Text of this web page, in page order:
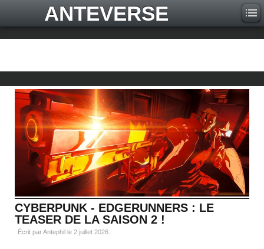
ANTEVERSE
CYBERPUNK - EDGERUNNERS : LE
TEASER DE LA SAISON 2 !
Écrit par Antephil le 2 juillet 2026